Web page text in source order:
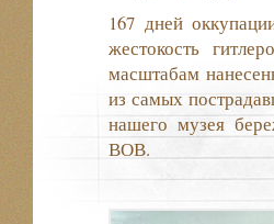
167 дней
жестокость
масштабам
из самых
нашего музея
ВОВ.